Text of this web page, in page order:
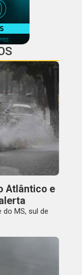
Atlântico e
MS, sul de